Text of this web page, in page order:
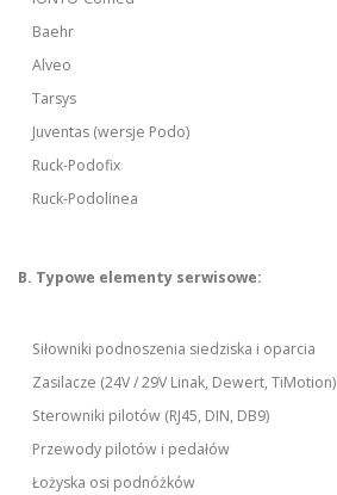
Baehr
Alveo
Tarsys
Juventas (wersje Podo)
Ruck-Podofix
Ruck-Podolinea
B. Typowe elementy serwisowe:
Siłowniki podnoszenia siedziska i oparcia
Zasilacze (24V / 29V Linak, Dewert, TiMotion)
Sterowniki pilotów (RJ45, DIN, DB9)
Przewody pilotów i pedałów
Łożyska osi podnóżków